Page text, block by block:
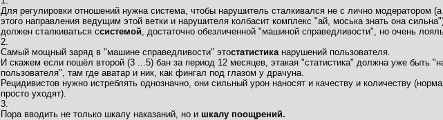
Для регулировки отношений нужна система, чтобы нарушитель сталкивался не с лично модератором
этого направления ведущим этой ветки и нарушителя колбасит комплекс "ай, моська знать она
должен сталкиваться ссистемой, достаточно обезличенной "машиной справедливости", но очень
2.
Самый мощный заряд в "машине справедливости" этостатистиканарушений пользователя.
И скажем если пошёл второй (3 ...5) бан за период 12 месяцев, этакая "статистика" должна уже быть
пользователя", там где аватар и ник, как фингал под глазом у драчуна.
Рецидивистов нужно истреблять однозначно, они сильный урон наносят и качеству и количеству
просто уходят).
3.
Пора вводить не только шкалу наказаний, но и шкалу поощрений.